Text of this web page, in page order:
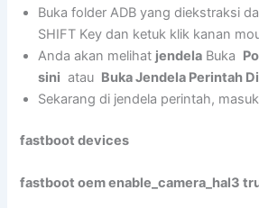
Buka folder ADB yang diekstraksi
SHIFT Key dan ketuk klik kanan
Anda akan melihat jendela Buka
sini atau Buka Jendela Perintah
Sekarang di jendela perintah,
fastboot devices
fastboot oem enable_camera_hal3